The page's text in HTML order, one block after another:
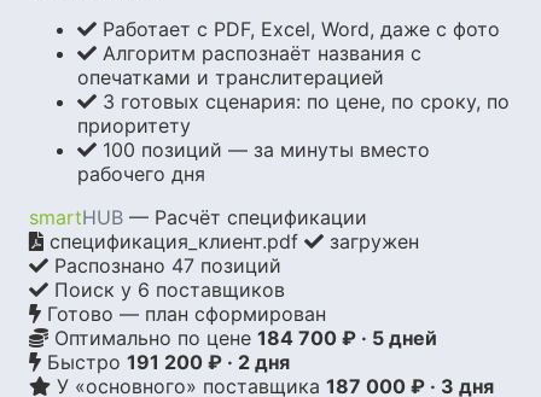
Работает с PDF, Excel, Word, даже с фото
Алгоритм распознаёт названия с
опечатками и транслитерацией
3 готовых сценария: по цене, по сроку, по
приоритету
100 позиций — за минуты вместо
рабочего дня
smartHUB — Расчёт спецификации
спецификация_клиент.pdf
загружен
Распознано 47 позиций
Поиск у 6 поставщиков
Строю план закупки...
Оптимально по цене 194 400 ₽ · 8 дней
Быстро 198 600 ₽ · 5 дней
У «основного» поставщика 195 200 ₽ · 7 дней